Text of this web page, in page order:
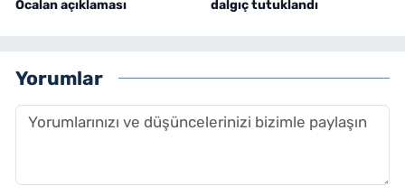
Öcalan açıklaması
dalgıç tutuklandı
Yorumlar